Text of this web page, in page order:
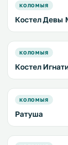
КОЛОМЫЯ
Костел Девы
КОЛОМЫЯ
Костел
КОЛОМЫЯ
Ратуша